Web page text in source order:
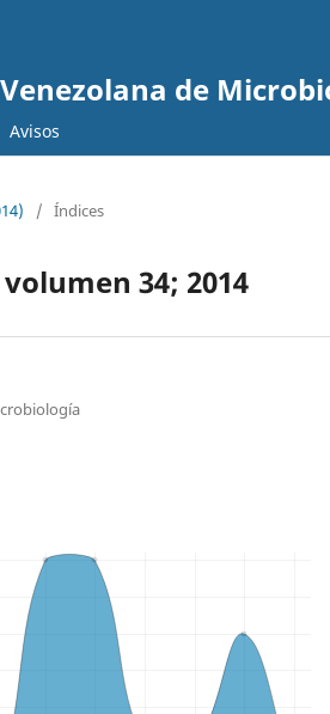
de
Avisos
/ Índices
34; 2014